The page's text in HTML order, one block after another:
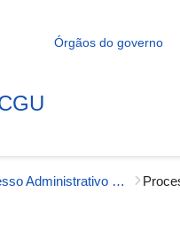
Órgãos do governo
Processo Administrativo de Responsabilização (PAR)